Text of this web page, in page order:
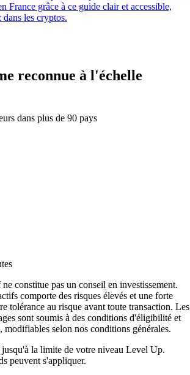
France grâce à ce guide clair et accessible,
dans les cryptos.
reconnue à l'échelle
dans plus de 90 pays
constitue pas un conseil en investissement.
comporte des risques élevés et une forte
tolérance au risque avant toute transaction. Les
sont soumis à des conditions d'éligibilité et
modifiables selon nos conditions générales.
la limite de votre niveau Level Up.
peuvent s'appliquer.